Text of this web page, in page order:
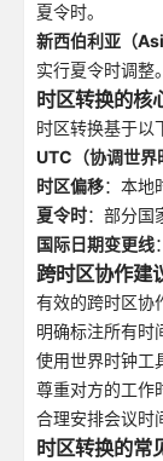
夏令时。
新西伯利亚（
实行夏令时调整。
时区转换的核
时区转换基于以
UTC（协调世界
时区偏移：本地
夏令时：部分国
国际日期变更线
跨时区协作建
有效的跨时区协
明确标注所有时
使用世界时钟工
尊重对方的工作
合理安排会议时
时区转换的常